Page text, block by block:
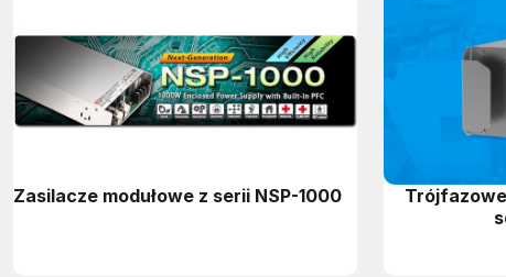
Zasilacze modułowe z serii NSP-1000